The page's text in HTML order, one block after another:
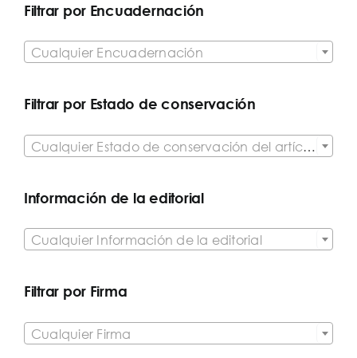
Filtrar por Encuadernación
Cualquier Encuadernación
Filtrar por Estado de conservación
Cualquier Estado de conservación del artículo
Información de la editorial
Cualquier Información de la editorial
Filtrar por Firma
Cualquier Firma